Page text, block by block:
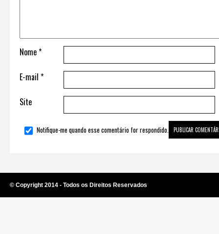
Nome*
E-mail *
Site
Notifique-me quando esse comentário for respondido.
© Copyright 2014 - Todos os Direitos Reservados